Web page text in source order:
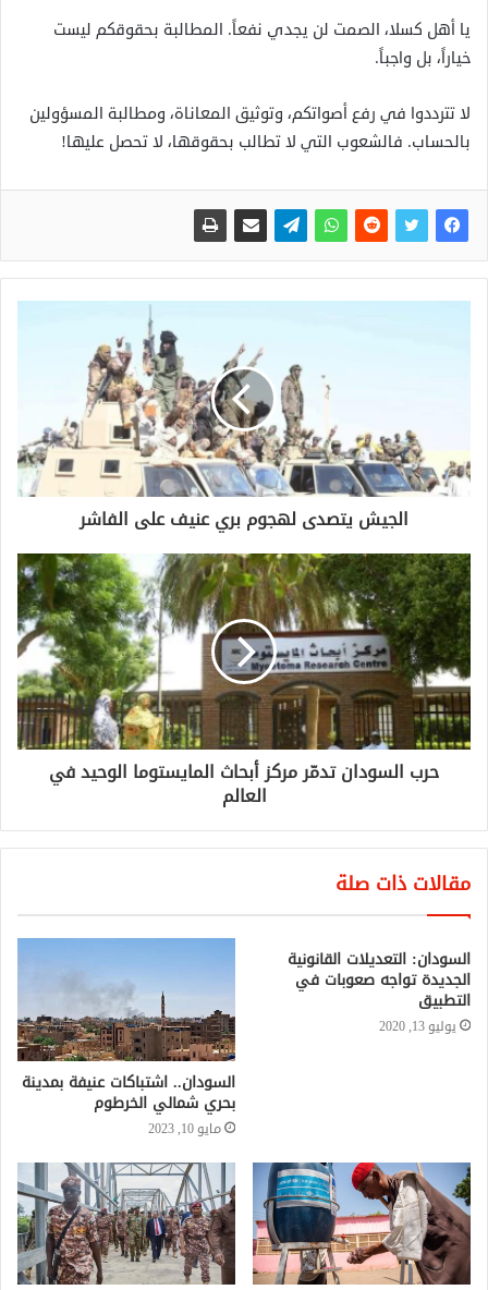
يا أهل كسلا، الصمت لن يجدي نفعاً. المطالبة بحقوقكم ليست
خياراً، بل واجباً.
لا تترددوا في رفع أصواتكم، وتوثيق المعاناة، ومطالبة المسؤولين
بالحساب. فالشعوب التي لا تطالب بحقوقها، لا تحصل عليها!
الجيش يتصدى لهجوم بري عنيف على الفاشر
حرب السودان تدمّر مركز أبحاث المايستوما الوحيد في
العالم
مقالات ذات صلة
السودان: التعديلات القانونية
الجديدة تواجه صعوبات في
التطبيق
يوليو 13, 2020
السودان.. اشتباكات عنيفة بمدينة
بحري شمالي الخرطوم
مايو 10, 2023